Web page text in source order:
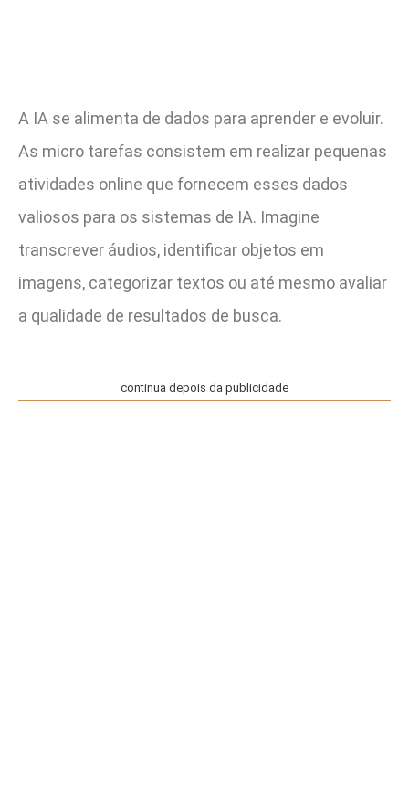
A IA se alimenta de dados para aprender e evoluir.
As micro tarefas consistem em realizar pequenas
atividades online que fornecem esses dados
valiosos para os sistemas de IA. Imagine
transcrever áudios, identificar objetos em
imagens, categorizar textos ou até mesmo avaliar
a qualidade de resultados de busca.
continua depois da publicidade